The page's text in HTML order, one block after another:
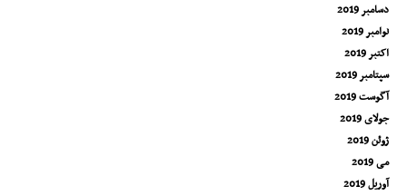
دسامبر 2019
نوامبر 2019
اکتبر 2019
سپتامبر 2019
آگوست 2019
جولای 2019
ژوئن 2019
می 2019
آوریل 2019